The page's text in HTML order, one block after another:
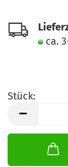
ca.
Stück:
Stück